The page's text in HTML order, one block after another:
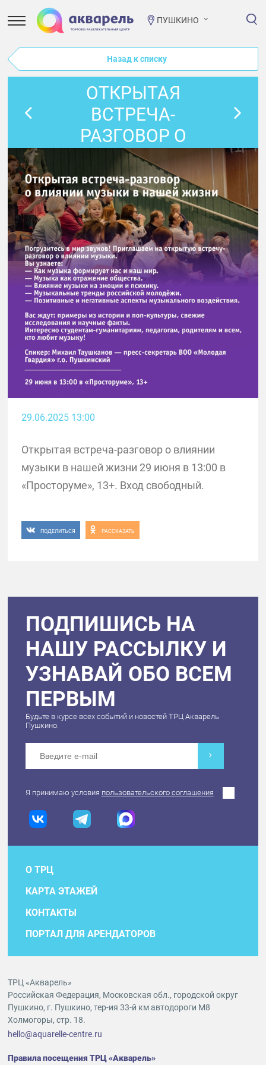
ПУШКИНО
Назад к списку
ОТКРЫТАЯ
ВСТРЕЧА-
РАЗГОВОР О
ВЛИЯНИИ МУЗЫКИ
В НАШЕЙ ЖИЗНИ
29.06.2025 13:00
Открытая встреча-разговор о влиянии
музыки в нашей жизни 29 июня в 13:00 в
«Просторуме», 13+. Вход свободный.
ПОДЕЛИТЬСЯ РАССКАЗАТЬ
ПОДПИШИСЬ НА
НАШУ РАССЫЛКУ И
УЗНАВАЙ ОБО ВСЕМ
ПЕРВЫМ
Будьте в курсе всех событий и новостей ТРЦ Акварель
Пушкино.
Я принимаю условия пользовательского соглашения
О ТРЦ
КАРТА ЭТАЖЕЙ
КОНТАКТЫ
ПОРТАЛ ДЛЯ АРЕНДАТОРОВ
ТРЦ «Акварель»
Российская Федерация, Московская обл., городской округ
Пушкино, г. Пушкино, тер-ия 33-й км автодороги М8
Холмогоры, стр. 18.
hello@aquarelle-centre.ru
Правила посещения ТРЦ «Акварель»